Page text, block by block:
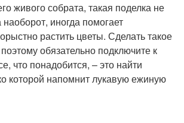
живого собрата, такая поделка не
иногда помогает
растить цветы. Сделать такое
обязательно подключите к
что понадобится, – это найти
которой напомнит лукавую ежиную